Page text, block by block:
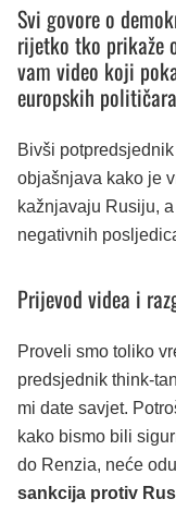
Svi govore o
rijetko tko prikaže
vam video koji
europskih
Bivši
objašnjava kako je
kažnjavaju Rusiju,
negativnih
Prijevod videa i
Proveli smo toliko
predsjednik think-
mi date savjet.
kako bismo bili
do Renzia, neće
sankcija protiv